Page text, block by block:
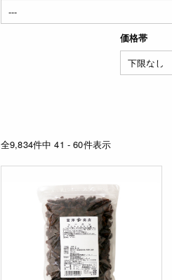
価格帯
全9,834件中 41 - 60件表示